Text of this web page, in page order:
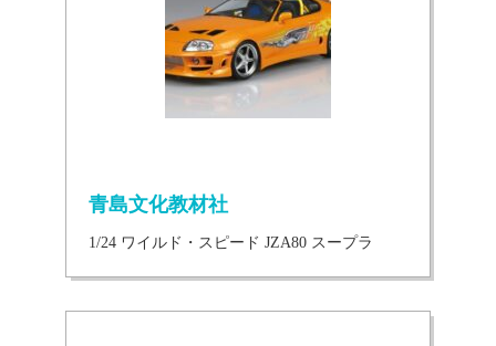
青島文化教材社
1/24 ワイルド・スピード JZA80 スープラ